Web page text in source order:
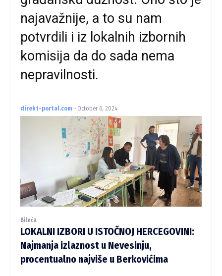
najavažnije, a to su nam
potvrdili i iz lokalnih izbornih
komisija da do sada nema
nepravilnosti.
direkt-portal.com - October 6, 2024
Bileća
LOKALNI IZBORI U ISTOČNOJ HERCEGOVINI:
Najmanja izlaznost u Nevesinju,
procentualno najviše u Berkovićima